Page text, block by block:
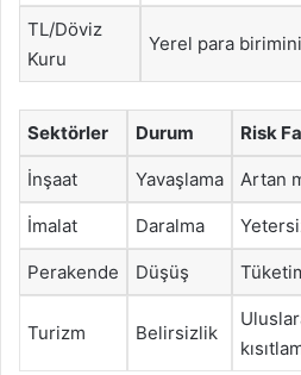
TL/Döviz
Kuru
Yerel para
Sektörler Durum Risk
İnşaat Yavaşlama Artan
İmalat Daralma
Perakende Düşüş
Turizm Belirsizlik